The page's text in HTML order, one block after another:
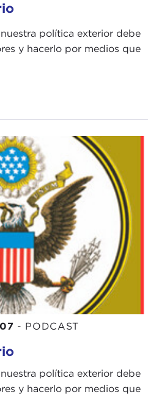
política exterior debe
y hacerlo por medios que
- PODCAST
política exterior debe
y hacerlo por medios que